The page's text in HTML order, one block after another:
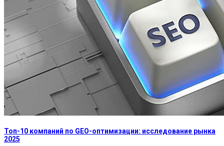
Топ-10 компаний по GEO-оптимизации: исследование рынка
2025